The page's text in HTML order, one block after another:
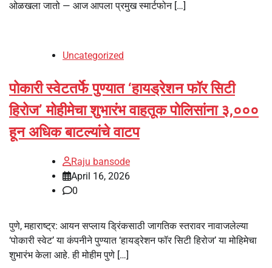
ओळखला जातो — आज आपला प्रमुख स्मार्टफोन […]
Uncategorized
पोकारी स्वेटतर्फे पुण्यात ‘हायड्रेशन फॉर सिटी
हिरोज’ मोहीमेचा शुभारंभ वाहतूक पोलिसांना ३,०००
हून अधिक बाटल्यांचे वाटप
Raju bansode
April 16, 2026
0
पुणे, महाराष्ट्र: आयन सप्लाय ड्रिंकसाठी जागतिक स्तरावर नावाजलेल्या
‘पोकारी स्वेट’ या कंपनीने पुण्यात ‘हायड्रेशन फॉर सिटी हिरोज’ या मोहिमेचा
शुभारंभ केला आहे. ही मोहीम पुणे […]